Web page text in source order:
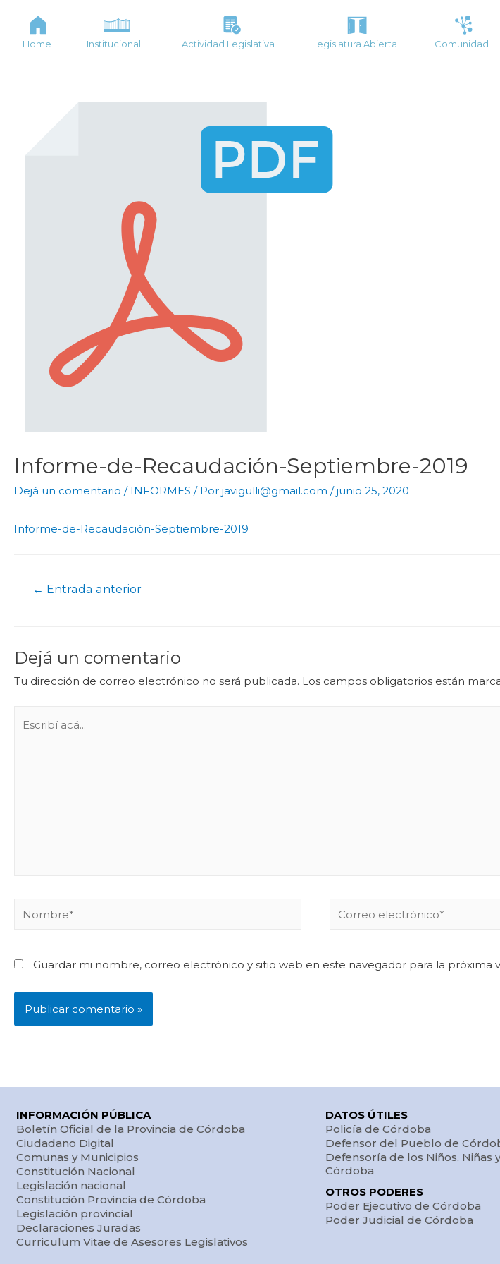
Home Institucional Actividad Legislativa Legislatura Abierta Comunidad
Informe-de-Recaudación-Septiembre-2019
Dejá un comentario / INFORMES / Por javigulli@gmail.com /junio 25, 2020
Informe-de-Recaudación-Septiembre-2019
← Entrada anterior
Dejá un comentario
Tu dirección de correo electrónico no será publicada. Los campos obligatorios están
Guardar mi nombre, correo electrónico y sitio web en este navegador para la próxima
INFORMACIÓN PÚBLICA
Boletín Oficial de la Provincia de Córdoba
Ciudadano Digital
Comunas y Municipios
Constitución Nacional
Legislación nacional
Constitución Provincia de Córdoba
Legislación provincial
Declaraciones Juradas
Curriculum Vitae de Asesores Legislativos
DATOS ÚTILES
Policía de Córdoba
Defensor del Pueblo de
Defensoría de los Niños, Niñas
Córdoba
OTROS PODERES
Poder Ejecutivo de Córdoba
Poder Judicial de Córdoba